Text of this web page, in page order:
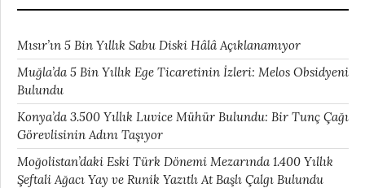
Mısır’ın 5 Bin Yıllık Sabu Diski Hâlâ Açıklanamıyor
Muğla’da 5 Bin Yıllık Ege Ticaretinin İzleri: Melos Obsidyeni
Bulundu
Konya’da 3.500 Yıllık Luvice Mühür Bulundu: Bir Tunç Çağı
Görevlisinin Adını Taşıyor
Moğolistan’daki Eski Türk Dönemi Mezarında 1.400 Yıllık
Şeftali Ağacı Yay ve Runik Yazıtlı At Başlı Çalgı Bulundu